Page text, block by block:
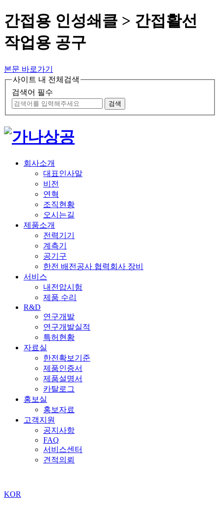
간접용 인성쇄클 > 간접활선
작업용 공구
본문 바로가기
사이트 내 전체검색
검색어 필수
검색
회사소개
대표인사말
비전
연혁
조직현황
오시는길
제품소개
전력기기
계측기
공기구
한전 배전공사 협력회사 장비
서비스
내전압시험
제품 수리
R&D
연구개발
연구개발실적
특허현황
자료실
한전확보기준
제품인증서
제품설명서
카탈로그
홍보실
홍보자료
고객지원
공지사항
FAQ
서비스센터
견적의뢰
KOR